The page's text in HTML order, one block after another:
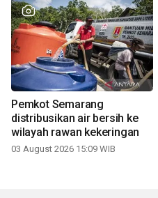
Pemkot Semarang
distribusikan air bersih ke
wilayah rawan kekeringan
03 August 2026 15:09 WIB